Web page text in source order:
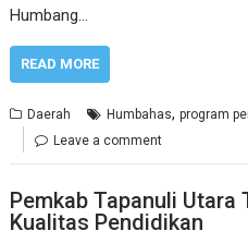
Humbang…
READ MORE
Daerah Humbahas,program
Leave a comment
Pemkab Tapanuli Utara
Kualitas Pendidikan